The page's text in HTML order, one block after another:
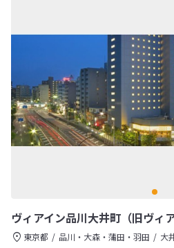
ヴィアイン品川大井町（旧ヴィ
東京都 品川・大森・蒲田・羽田
大